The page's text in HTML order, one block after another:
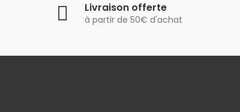
Livraison offerte
à partir de 50€ d'achat